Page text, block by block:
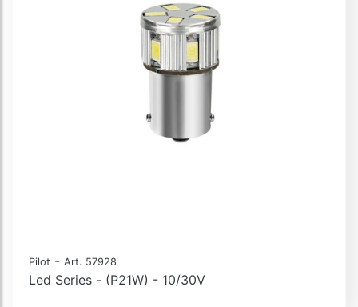
Pilot - Art. 57928
Led Series - (P21W) - 10/30V